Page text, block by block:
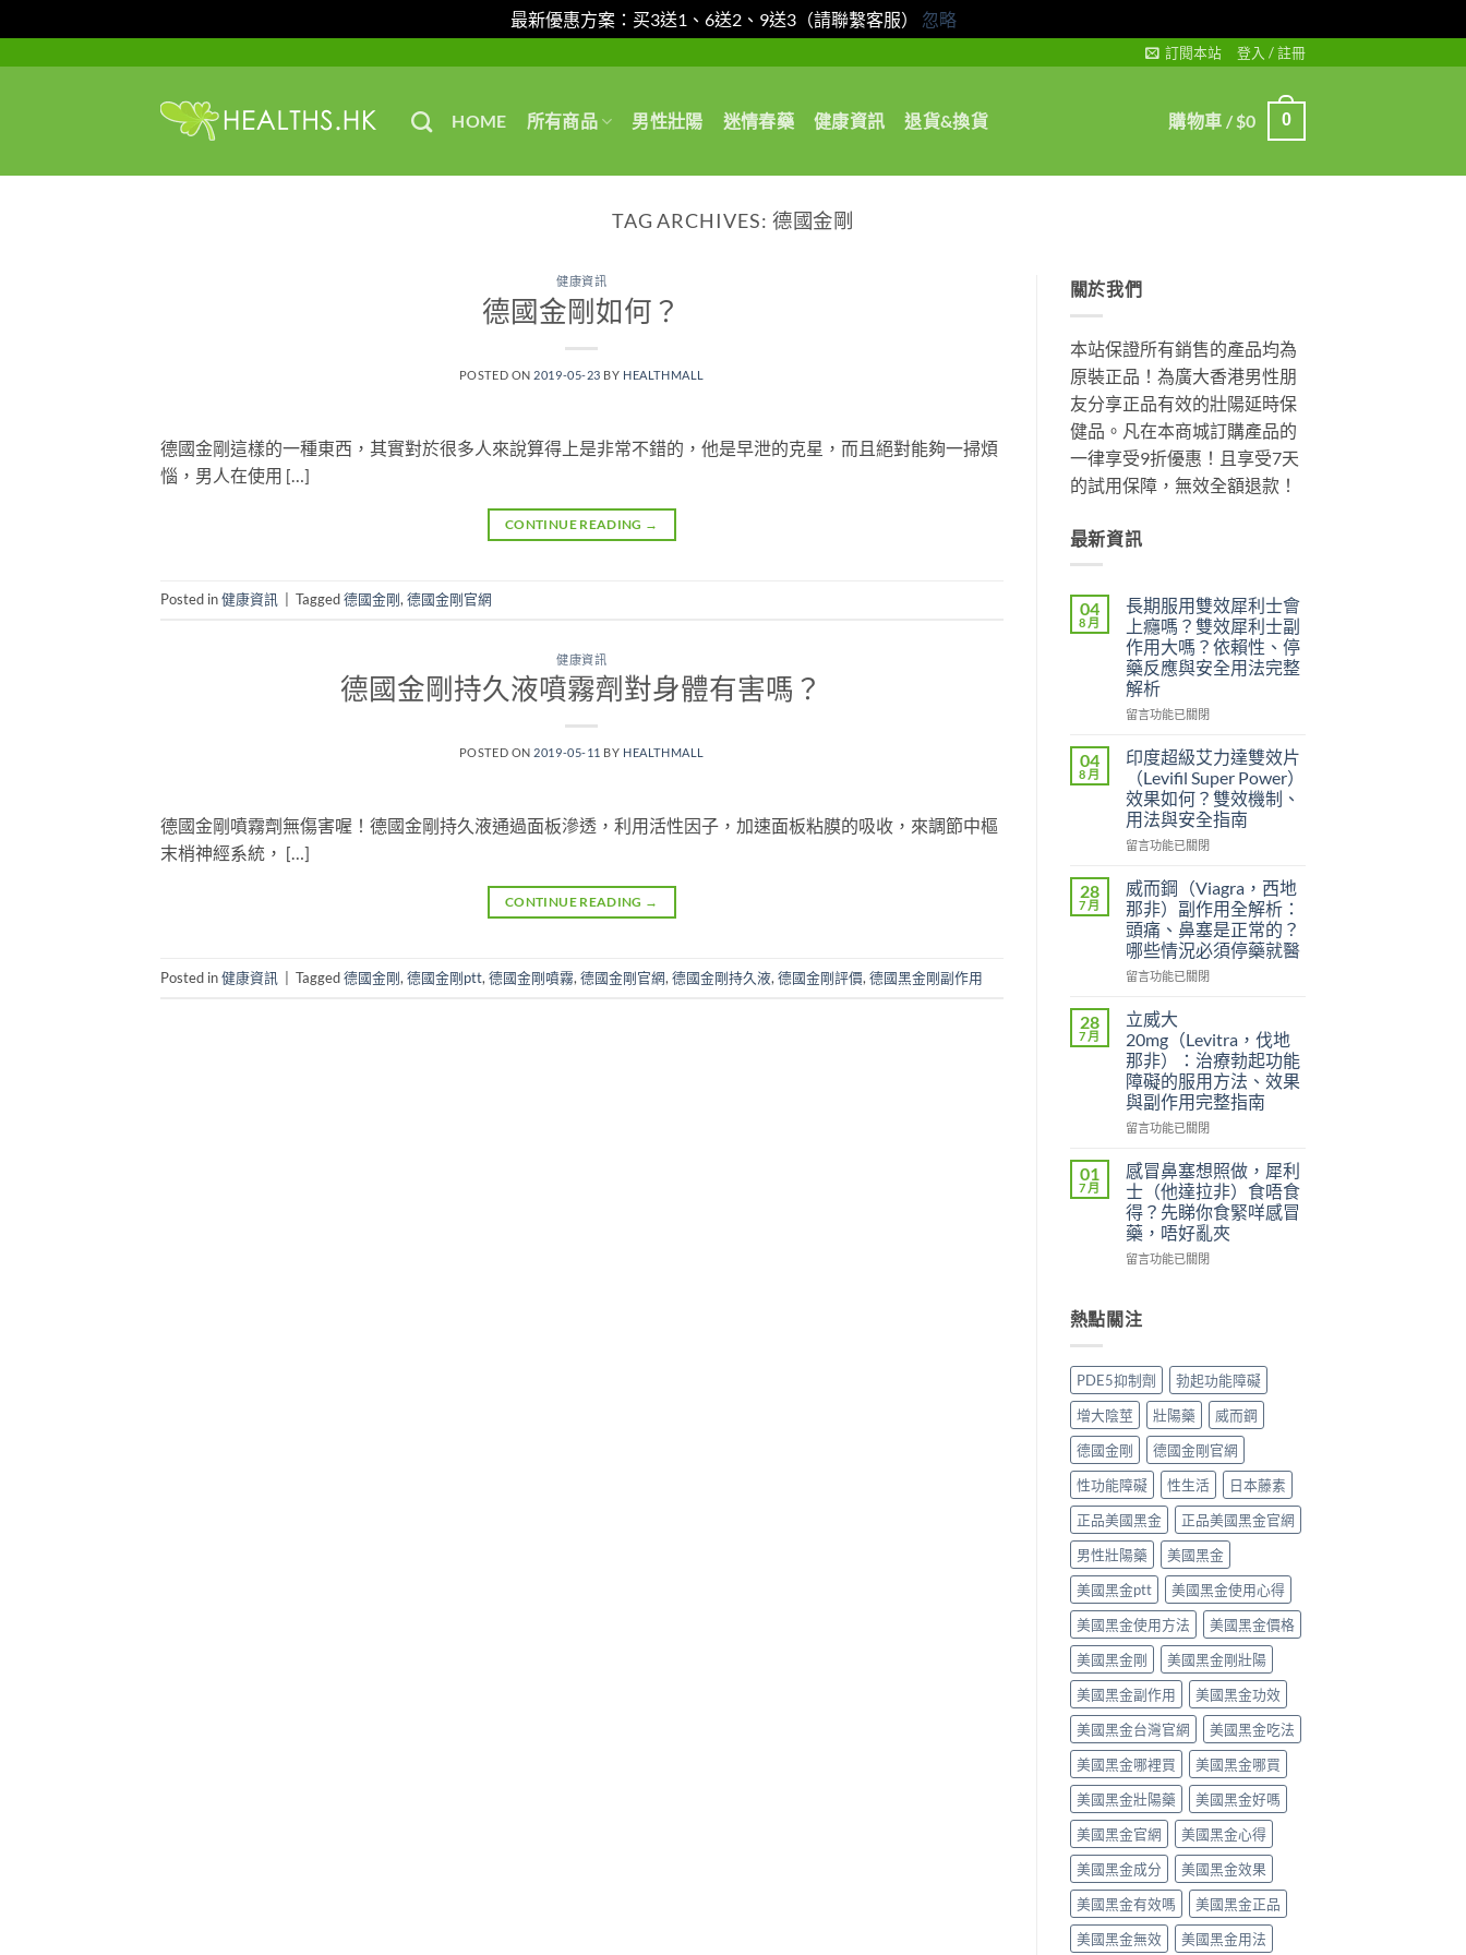
最新優惠方案：买3送1、6送2、9送3（請聯繫客服） 忽略
訂閱本站 登入 / 註冊
HOME 所有商品 男性壯陽 迷情春藥 健康資訊 退貨&換貨 購物車 /$0 0
TAG ARCHIVES: 德國金剛
健康資訊
德國金剛如何？
POSTED ON 2019-05-23 BY HEALTHMALL
德國金剛這樣的一種東西，其實對於很多人來說算得上是非常不錯的，他是早泄的克星，而且絕對能夠一掃煩
惱，男人在使用 […]
CONTINUE READING →
Posted in健康資訊 Tagged德國金剛, 德國金剛官網
健康資訊
德國金剛持久液噴霧劑對身體有害嗎？
POSTED ON 2019-05-11 BY HEALTHMALL
德國金剛噴霧劑無傷害喔！德國金剛持久液通過面板滲透，利用活性因子，加速面板粘膜的吸收，來調節中樞
末梢神經系統， […]
CONTINUE READING →
Posted in健康資訊 Tagged德國金剛, 德國金剛ptt, 德國金剛噴霧, 德國金剛官網, 德國金剛持久液, 德國金剛評價, 德國黑金剛副作用
關於我們
本站保證所有銷售的產品均為
原裝正品！為廣大香港男性朋
友分享正品有效的壯陽延時保
健品。凡在本商城訂購產品的
一律享受9折優惠！且享受7天
的試用保障，無效全額退款！
最新資訊
04
8 月
長期服用雙效犀利士會
上癮嗎？雙效犀利士副
作用大嗎？依賴性、停
藥反應與安全用法完整
解析
在
期
服
用
雙
效
犀
士
會
上
癮
嗎？
雙
犀
利
士
副
作
用
大
賴
性、
停
藥
反
安
全
完
整
解
析〉
中
留言功能已關閉
04
8 月
印度超級艾力達雙效片
（Levifil Super Power）
效果如何？雙效機制、
用法與安全指南
在
度
超
級
艾
力
達
效
片
（Levifil
Super
Power）
效
果
何？
雙
效
機
制、
用
安
全
南〉
中
留言功能已關閉
28
7 月
威而鋼（Viagra，西地
那非）副作用全解析：
頭痛、鼻塞是正常的？
哪些情況必須停藥就醫
在
而
鋼
（Viagra，
西
地
那
非）
用
全
解
析：
頭
塞
是
常
的？
哪
些
情
況
必
須
停
藥
就
醫〉
中
留言功能已關閉
28
7 月
立威大
20mg（Levitra，伐地
那非）：治療勃起功能
障礙的服用方法、效果
與副作用完整指南
在
威
大
20mg（Levitra，
伐
地
那
療
勃
功
能
障
礙
的
服
用
方
法、
效
果
與
副
作
用
完
整
指
南〉
中
留言功能已關閉
01
7 月
感冒鼻塞想照做，犀利
士（他達拉非）食唔食
得？先睇你食緊咩感冒
藥，唔好亂夾
在
鼻
塞
照
做，
犀
利
士
（他
達
拉
非）
食
唔
食
得？
先
睇
你
食
緊
咩
感
冒
藥，
唔
好
亂
夾〉
中
留言功能已關閉
熱點關注
PDE5抑制劑
勃起功能障礙
增大陰莖
壯陽藥
威而鋼
德國金剛
德國金剛官網
性功能障礙
性生活
日本藤素
正品美國黑金
正品美國黑金官網
男性壯陽藥
美國黑金
美國黑金ptt
美國黑金使用心得
美國黑金使用方法
美國黑金價格
美國黑金剛
美國黑金剛壯陽
美國黑金副作用
美國黑金功效
美國黑金台灣官網
美國黑金吃法
美國黑金哪裡買
美國黑金哪買
美國黑金壯陽藥
美國黑金好嗎
美國黑金官網
美國黑金心得
美國黑金成分
美國黑金效果
美國黑金有效嗎
美國黑金正品
美國黑金無效
美國黑金用法